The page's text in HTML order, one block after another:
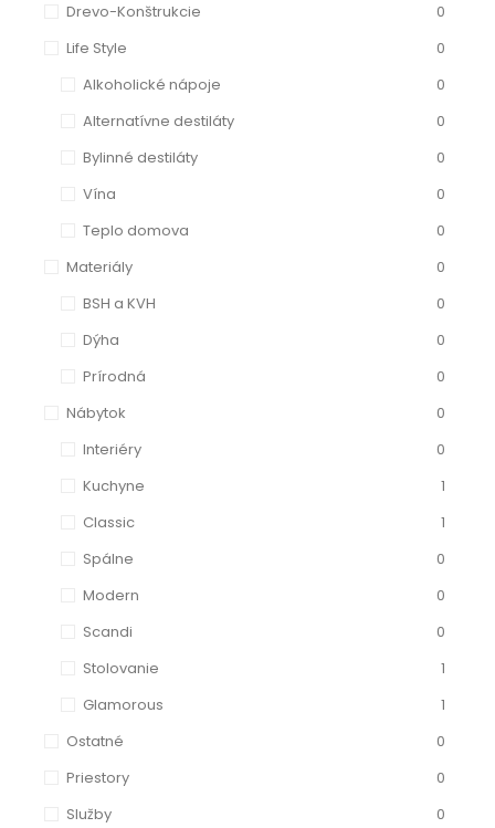
Drevo-Konštrukcie
0
Life Style
0
Alkoholické nápoje
0
Alternatívne destiláty
0
Bylinné destiláty
0
Vína
0
Teplo domova
0
Materiály
0
BSH a KVH
0
Dýha
0
Prírodná
0
Nábytok
0
Interiéry
0
Kuchyne
1
Classic
1
Spálne
0
Modern
0
Scandi
0
Stolovanie
1
Glamorous
1
Ostatné
0
Priestory
0
Služby
0